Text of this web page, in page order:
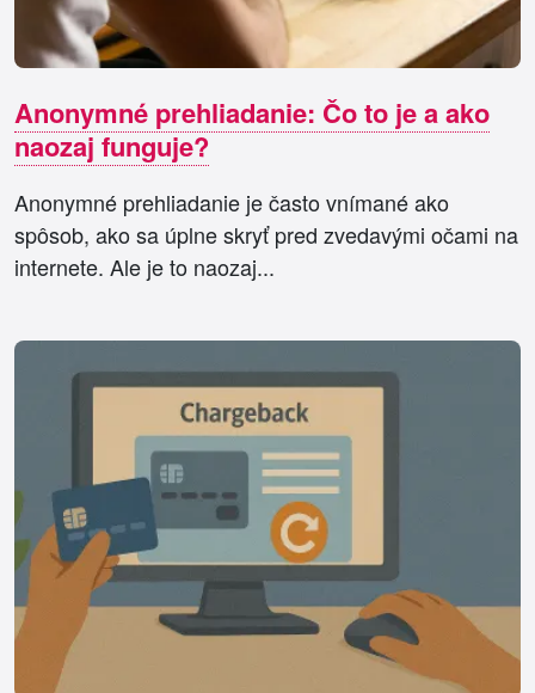
Anonymné prehliadanie: Čo to je a ako
naozaj funguje?
Anonymné prehliadanie je často vnímané ako
spôsob, ako sa úplne skryť pred zvedavými očami na
internete. Ale je to naozaj...